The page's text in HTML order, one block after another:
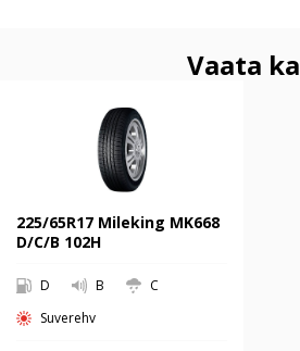
Vaata ka
225/65R17 Mileking MK668
D/C/B 102H
D B
C
Suverehv